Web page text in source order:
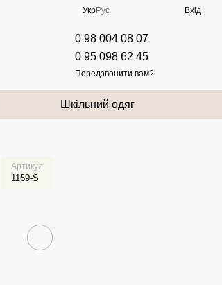
УкрРус Вхід
0 98 004 08 07
0 95 098 62 45
Передзвонити вам?
Шкільний одяг
Артикул
1159-S